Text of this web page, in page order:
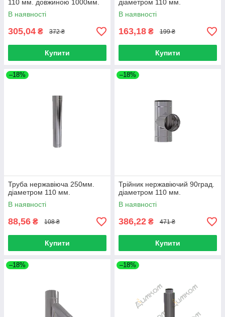
110 мм. довжиною 1000мм.
В наявності
305,04 ₴ 372 ₴
Купити
діаметром 110 мм.
В наявності
163,18 ₴ 199 ₴
Купити
–18%
Труба нержавіюча 250мм.
діаметром 110 мм.
В наявності
88,56 ₴ 108 ₴
Купити
–18%
Трійник нержавіючий 90град.
діаметром 110 мм.
В наявності
386,22 ₴ 471 ₴
Купити
–18% –18%